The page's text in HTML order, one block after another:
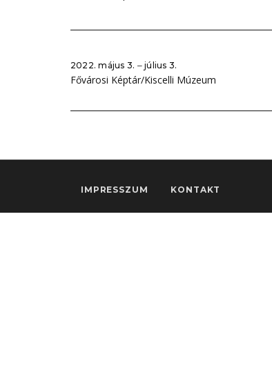
2022. május 3. ‒ július 3.
Fővárosi Képtár/Kiscelli Múzeum
IMPRESSZUM KONTAKT